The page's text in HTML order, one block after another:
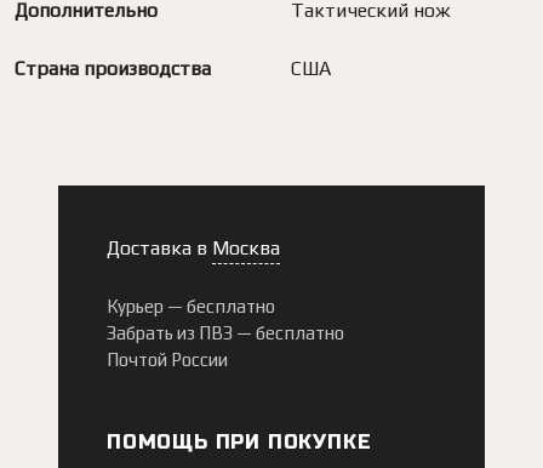
Дополнительно Тактический нож
Страна производства США
Доставка в Москва
Курьер — бесплатно
Забрать из ПВЗ — бесплатно
Почтой России
ПОМОЩЬ ПРИ ПОКУПКЕ